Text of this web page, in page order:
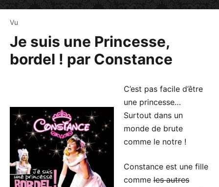
Vu
Je suis une Princesse,
bordel ! par Constance
C’est pas facile d’être
une princesse…
Surtout dans un
monde de brute
comme le notre !
Constance est une fille
comme les autres